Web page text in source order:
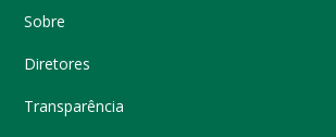
Sobre
Diretores
Transparência